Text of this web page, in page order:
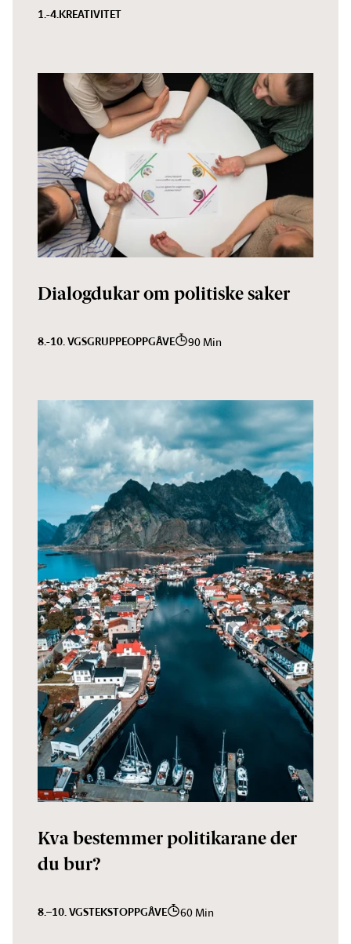
1.-4.KREATIVITET
Dialogdukar om politiske saker
8.-10. VGSGRUPPEOPPGÅVE 90 Min
Kva bestemmer politikarane der
du bur?
8.–10. VGSTEKSTOPPGÅVE 60 Min